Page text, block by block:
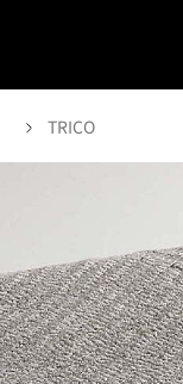
TRICO